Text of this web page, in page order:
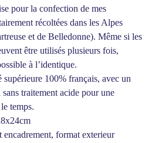
pour la confection de mes
récoltées dans les Alpes
et de Belledonne). Même si les
être utilisés plusieurs fois,
à l’identique.
supérieure 100% français, avec un
traitement acide pour une
temps.
encadrement, format exterieur